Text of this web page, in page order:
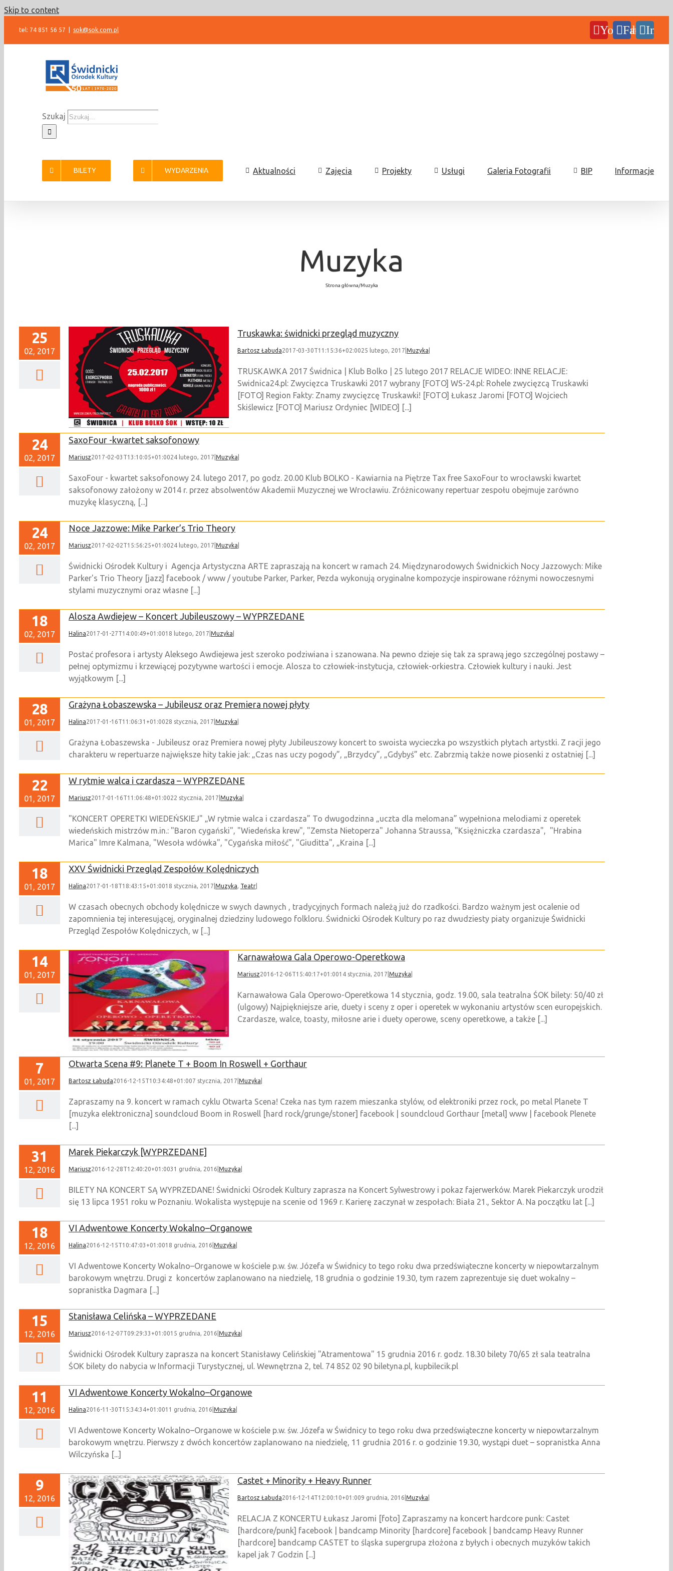
Skip to content
tel: 74 851 56 57 sok@sok.com.pl YouTubeFacebook
Szukaj
BILETY WYDARZENIA Aktualności Zajęcia Projekty Usługi Galeria Fotografii BIP Informacje
Muzyka
Strona główna/Muzyka
25
02, 2017
Truskawka: świdnicki przegląd muzyczny
Bartosz Łabuda2017-03-30T11:15:36+02:0025 lutego, 2017 Muzyka
TRUSKAWKA 2017 Świdnica | Klub Bolko | 25 lutego 2017 RELACJE WIDEO: INNE RELACJE:
Swidnica24.pl: Zwycięzca Truskawki 2017 wybrany [FOTO] WS-24.pl: Rohele zwycięzcą Truskawki
[FOTO] Region Fakty: Znamy zwycięzcę Truskawki! [FOTO] Łukasz Jaromi [FOTO] Wojciech
Skiślewicz [FOTO] Mariusz Ordyniec [WIDEO] [...]
24
02, 2017
SaxoFour -kwartet saksofonowy
Mariusz2017-02-03T13:10:05+01:0024 lutego, 2017 Muzyka
SaxoFour - kwartet saksofonowy 24. lutego 2017, po godz. 20.00 Klub BOLKO - Kawiarnia na Piętrze Tax free SaxoFour to wrocławski kwartet
saksofonowy założony w 2014 r. przez absolwentów Akademii Muzycznej we Wrocławiu. Zróżnicowany repertuar zespołu obejmuje zarówno
muzykę klasyczną, [...]
24
02, 2017
Noce Jazzowe: Mike Parker’s Trio Theory
Mariusz2017-02-02T15:56:25+01:0024 lutego, 2017 Muzyka
Świdnicki Ośrodek Kultury i Agencja Artystyczna ARTE zapraszają na koncert w ramach 24. Międzynarodowych Świdnickich Nocy Jazzowych: Mike
Parker's Trio Theory [jazz] facebook / www / youtube Parker, Parker, Pezda wykonują oryginalne kompozycje inspirowane różnymi nowoczesnymi
stylami muzycznymi oraz własne [...]
18
02, 2017
Alosza Awdiejew – Koncert Jubileuszowy – WYPRZEDANE
Halina2017-01-27T14:00:49+01:0018 lutego, 2017 Muzyka
Postać profesora i artysty Aleksego Awdiejewa jest szeroko podziwiana i szanowana. Na pewno dzieje się tak za sprawą jego szczególnej postawy –
pełnej optymizmu i krzewiącej pozytywne wartości i emocje. Alosza to człowiek-instytucja, człowiek-orkiestra. Człowiek kultury i nauki. Jest
wyjątkowym [...]
28
01, 2017
Grażyna Łobaszewska – Jubileusz oraz Premiera nowej płyty
Halina2017-01-16T11:06:31+01:0028 stycznia, 2017 Muzyka
Grażyna Łobaszewska - Jubileusz oraz Premiera nowej płyty Jubileuszowy koncert to swoista wycieczka po wszystkich płytach artystki. Z racji jego
charakteru w repertuarze największe hity takie jak: „Czas nas uczy pogody”, „Brzydcy”, „Gdybyś” etc. Zabrzmią także nowe piosenki z ostatniej [...]
22
01, 2017
W rytmie walca i czardasza – WYPRZEDANE
Mariusz2017-01-16T11:06:48+01:0022 stycznia, 2017 Muzyka
"KONCERT OPERETKI WIEDEŃSKIEJ" „W rytmie walca i czardasza” To dwugodzinna „uczta dla melomana” wypełniona melodiami z operetek
wiedeńskich mistrzów m.in.: "Baron cygański", "Wiedeńska krew", "Zemsta Nietoperza" Johanna Straussa, "Księżniczka czardasza", "Hrabina
Marica" Imre Kalmana, "Wesoła wdówka", "Cygańska miłość", "Giuditta", „Kraina [...]
18
01, 2017
XXV Świdnicki Przegląd Zespołów Kolędniczych
Halina2017-01-18T18:43:15+01:0018 stycznia, 2017 Muzyka, Teatr
W czasach obecnych obchody kolędnicze w swych dawnych , tradycyjnych formach należą już do rzadkości. Bardzo ważnym jest ocalenie od
zapomnienia tej interesującej, oryginalnej dziedziny ludowego folkloru. Świdnicki Ośrodek Kultury po raz dwudziesty piaty organizuje Świdnicki
Przegląd Zespołów Kolędniczych, w [...]
14
01, 2017
Karnawałowa Gala Operowo-Operetkowa
Mariusz2016-12-06T15:40:17+01:0014 stycznia, 2017 Muzyka
Karnawałowa Gala Operowo-Operetkowa 14 stycznia, godz. 19.00, sala teatralna ŚOK bilety: 50/40 zł
(ulgowy) Najpiękniejsze arie, duety i sceny z oper i operetek w wykonaniu artystów scen europejskich.
Czardasze, walce, toasty, miłosne arie i duety operowe, sceny operetkowe, a także [...]
7
01, 2017
Otwarta Scena #9: Planete T + Boom In Roswell + Gorthaur
Bartosz Łabuda2016-12-15T10:34:48+01:007 stycznia, 2017 Muzyka
Zapraszamy na 9. koncert w ramach cyklu Otwarta Scena! Czeka nas tym razem mieszanka stylów, od elektroniki przez rock, po metal Planete T
[muzyka elektroniczna] soundcloud Boom in Roswell [hard rock/grunge/stoner] facebook | soundcloud Gorthaur [metal] www | facebook Plenete
[...]
31
12, 2016
Marek Piekarczyk [WYPRZEDANE]
Mariusz2016-12-28T12:40:20+01:0031 grudnia, 2016 Muzyka
BILETY NA KONCERT SĄ WYPRZEDANE! Świdnicki Ośrodek Kultury zaprasza na Koncert Sylwestrowy i pokaz fajerwerków. Marek Piekarczyk urodził
się 13 lipca 1951 roku w Poznaniu. Wokalista występuje na scenie od 1969 r. Karierę zaczynał w zespołach: Biała 21., Sektor A. Na początku lat [...]
18
12, 2016
VI Adwentowe Koncerty Wokalno–Organowe
Halina2016-12-15T10:47:03+01:0018 grudnia, 2016 Muzyka
VI Adwentowe Koncerty Wokalno–Organowe w kościele p.w. św. Józefa w Świdnicy to tego roku dwa przedświąteczne koncerty w niepowtarzalnym
barokowym wnętrzu. Drugi z koncertów zaplanowano na niedzielę, 18 grudnia o godzinie 19.30, tym razem zaprezentuje się duet wokalny –
sopranistka Dagmara [...]
15
12, 2016
Stanisława Celińska – WYPRZEDANE
Mariusz2016-12-07T09:29:33+01:0015 grudnia, 2016 Muzyka
Świdnicki Ośrodek Kultury zaprasza na koncert Stanisławy Celińskiej "Atramentowa" 15 grudnia 2016 r. godz. 18.30 bilety 70/65 zł sala teatralna
ŚOK bilety do nabycia w Informacji Turystycznej, ul. Wewnętrzna 2, tel. 74 852 02 90 biletyna.pl, kupbilecik.pl
11
12, 2016
VI Adwentowe Koncerty Wokalno–Organowe
Halina2016-11-30T15:34:34+01:0011 grudnia, 2016 Muzyka
VI Adwentowe Koncerty Wokalno–Organowe w kościele p.w. św. Józefa w Świdnicy to tego roku dwa przedświąteczne koncerty w niepowtarzalnym
barokowym wnętrzu. Pierwszy z dwóch koncertów zaplanowano na niedzielę, 11 grudnia 2016 r. o godzinie 19.30, wystąpi duet – sopranistka Anna
Wilczyńska [...]
9
12, 2016
Castet + Minority + Heavy Runner
Bartosz Łabuda2016-12-14T12:00:10+01:009 grudnia, 2016 Muzyka
RELACJA Z KONCERTU Łukasz Jaromi [foto] Zapraszamy na koncert hardcore punk: Castet
[hardcore/punk] facebook | bandcamp Minority [hardcore] facebook | bandcamp Heavy Runner
[hardcore] bandcamp CASTET to śląska supergrupa złożona z byłych i obecnych muzyków takich
kapel jak 7 Godzin [...]